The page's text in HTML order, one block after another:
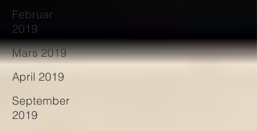
Februar
2019
Mars 2019
April 2019
September
2019